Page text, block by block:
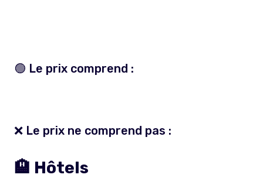
🟢 Le prix comprend :
❌ Le prix ne comprend pas :
🏨 Hôtels